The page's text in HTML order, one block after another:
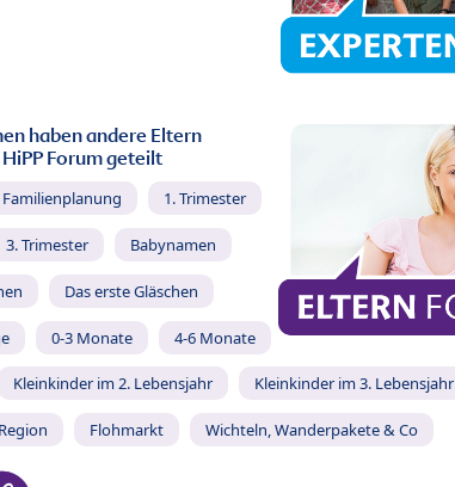
haben andere Eltern
Forum geteilt
1. Trimester
3. Trimester Babynamen
Das erste Gläschen
0-3 Monate 4-6 Monate
Kleinkinder im 2. Lebensjahr Kleinkinder im 3. Lebensjahr
Flohmarkt Wichteln, Wanderpakete & Co